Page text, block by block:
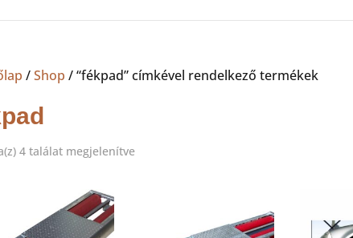
/Shop / “fékpad” címkével rendelkező termékek
4 találat megjelenítveSorted